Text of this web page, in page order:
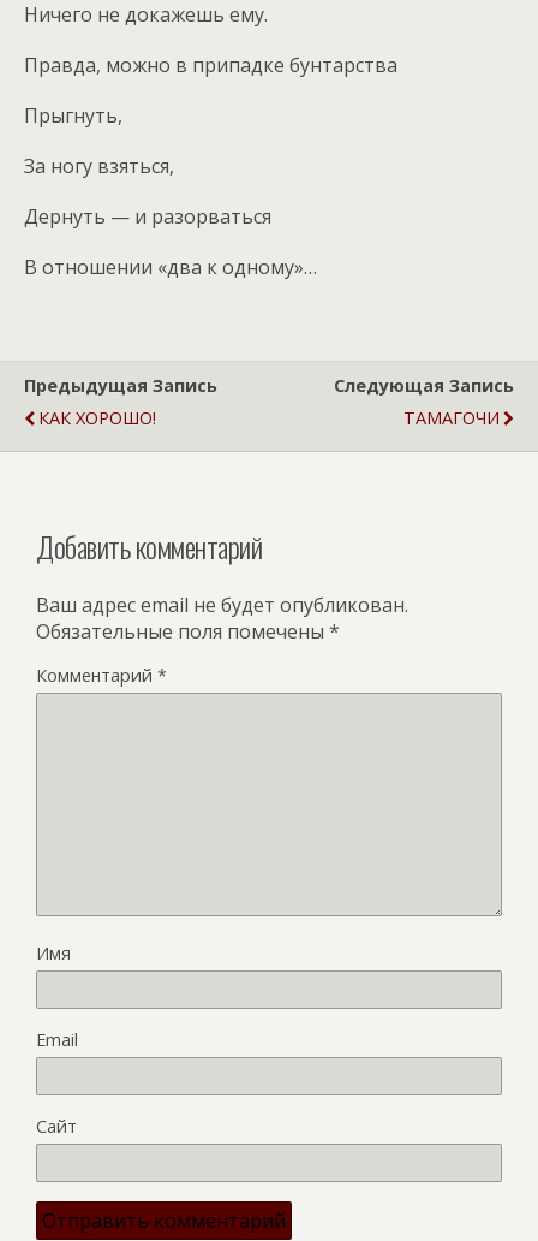
Ничего не докажешь ему.
Правда, можно в припадке бунтарства
Прыгнуть,
За ногу взяться,
Дернуть — и разорваться
В отношении «два к одному»…
Предыдущая Запись
КАК ХОРОШО!
Следующая Запись
ТАМАГОЧИ
Добавить комментарий
Ваш адрес email не будет опубликован.
Обязательные поля помечены *
Комментарий *
Имя
Email
Сайт